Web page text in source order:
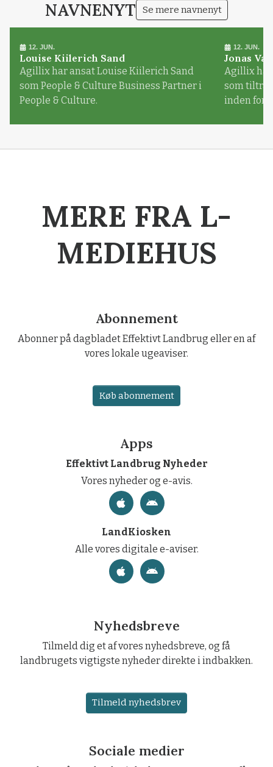
NAVNENYT Se mere navnenyt
12. JUN.
Louise Kiilerich Sand
Agillix har ansat Louise Kiilerich Sand
som People & Culture Business Partner i
People & Culture.
12. JUN.
Jonas
Agillix har
som
inden for
MERE FRA L-
MEDIEHUS
Abonnement
Abonner på dagbladet Effektivt Landbrug eller en af
vores lokale ugeaviser.
Køb abonnement
Apps
Effektivt Landbrug Nyheder
Vores nyheder og e-avis.
LandKiosken
Alle vores digitale e-aviser.
Nyhedsbreve
Tilmeld dig et af vores nyhedsbreve, og få
landbrugets vigtigste nyheder direkte i indbakken.
Tilmeld nyhedsbrev
Sociale medier